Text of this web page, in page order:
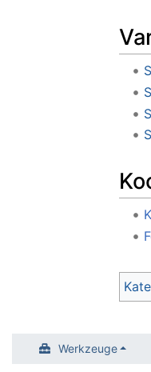
Werkzeuge